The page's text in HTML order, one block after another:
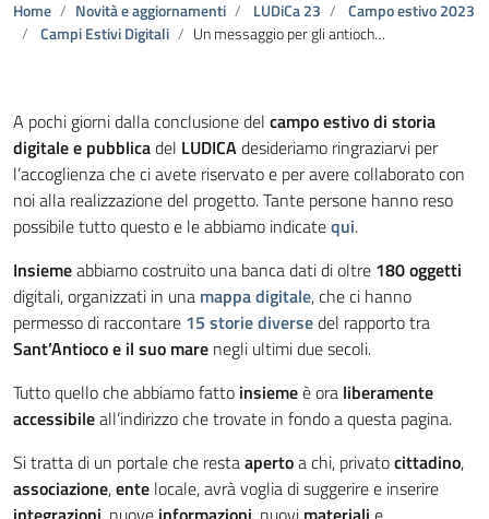
Home Novità e aggiornamenti LUDiCa 23
Campo estivo 2023
Campi Estivi Digitali
Un messaggio per gli antiochensi
A pochi giorni dalla conclusione del campo estivo di storia
digitale e pubblicadel LUDICAdesideriamo ringraziarvi per
l’accoglienza che ci avete riservato e per avere collaborato con
noi alla realizzazione del progetto. Tante persone hanno reso
possibile tutto questo e le abbiamo indicatequi.
Insiemeabbiamo costruito una banca dati di oltre 180 oggetti
digitali, organizzati in una mappa digitale, che ci hanno
permesso di raccontare 15 storie diversedel rapporto tra
Sant’Antioco e il suo mare negli ultimi due secoli.
Tutto quello che abbiamo fatto insiemeè ora liberamente
accessibileall’indirizzo che trovate in fondo a questa pagina.
Si tratta di un portale che restaapertoa chi, privatocittadino,
associazione,ente locale, avrà voglia di suggerire e inserire